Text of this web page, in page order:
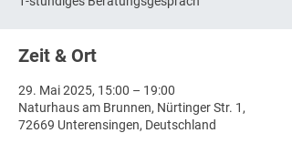
Zeit & Ort
29. Mai 2025, 15:00 – 19:00
Naturhaus am Brunnen, Nürtinger Str. 1,
72669 Unterensingen, Deutschland